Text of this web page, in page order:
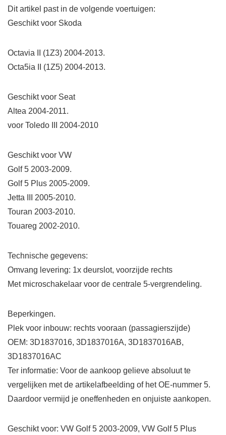
Dit artikel past in de volgende voertuigen:
Geschikt voor Skoda
Octavia II (1Z3) 2004-2013.
Octa5ia II (1Z5) 2004-2013.
Geschikt voor Seat
Altea 2004-2011.
voor Toledo III 2004-2010
Geschikt voor VW
Golf 5 2003-2009.
Golf 5 Plus 2005-2009.
Jetta III 2005-2010.
Touran 2003-2010.
Touareg 2002-2010.
Technische gegevens:
Omvang levering: 1x deurslot, voorzijde rechts
Met microschakelaar voor de centrale 5-vergrendeling.
Beperkingen.
Plek voor inbouw: rechts vooraan (passagierszijde)
OEM: 3D1837016, 3D1837016A, 3D1837016AB,
3D1837016AC
Ter informatie: Voor de aankoop gelieve absoluut te
vergelijken met de artikelafbeelding of het OE-nummer 5.
Daardoor vermijd je oneffenheden en onjuiste aankopen.
Geschikt voor: VW Golf 5 2003-2009, VW Golf 5 Plus